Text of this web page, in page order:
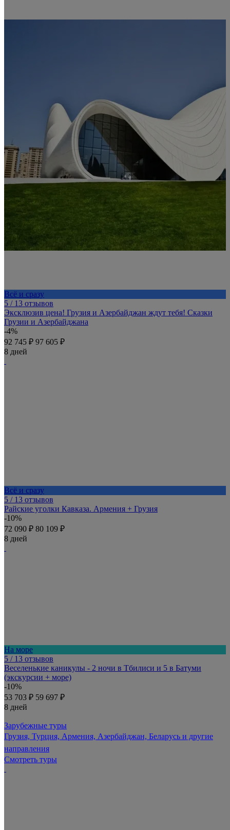
Всё и сразу
5 / 13 отзывов
Эксклюзив цена! Грузия и Азербайджан ждут тебя! Сказки
Грузии и Азербайджана
-4%
92 745 ₽ 97 605 ₽
8 дней
Всё и сразу
5 / 13 отзывов
Райские уголки Кавказа. Армения + Грузия
-10%
72 090 ₽ 80 109 ₽
8 дней
На море
5 / 13 отзывов
Веселенькие каникулы - 2 ночи в Тбилиси и 5 в Батуми
(экскурсии + море)
-10%
53 703 ₽ 59 697 ₽
8 дней
Зарубежные туры
Грузия, Турция, Армения, Азербайджан, Беларусь и другие
направления
Смотреть туры